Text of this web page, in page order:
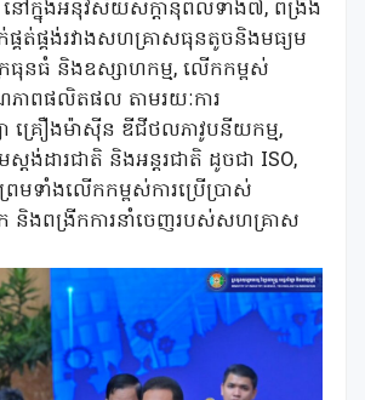
ៅក្នុងអនុវិស័យសក្តានុពលទាំង៧, ពង្រឹង
ាក់ផ្គត់ផ្គង់រវាងសហគ្រាសធុនតូចនិងមធ្យម
ធុនធំ និងឧស្សាហកម្ម, លើកកម្ពស់
ាពផលិតផល តាមរយៈការ
ា គ្រឿងម៉ាស៊ីន ឌីជីថលភាវូបនីយកម្ម,
ស្តង់ដារជាតិ និងអន្តរជាតិ ដូចជា ISO,
រមទាំងលើកកម្ពស់ការប្រើប្រាស់
និងពង្រីកការនាំចេញរបស់សហគ្រាស